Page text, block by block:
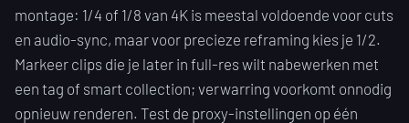
montage: 1/4 of 1/8 van 4K is meestal voldoende voor cuts
en audio-sync, maar voor precieze reframing kies je 1/2.
Markeer clips die je later in full-res wilt nabewerken met
een tag of smart collection; verwarring voorkomt onnodig
opnieuw renderen. Test de proxy-instellingen op één